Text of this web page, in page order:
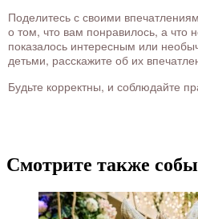
Поделитесь с своими
о том, что вам понравилось, а что
показалось интересным или
детьми, расскажите об их
Будьте корректны, и соблюдайте
Смотрите также